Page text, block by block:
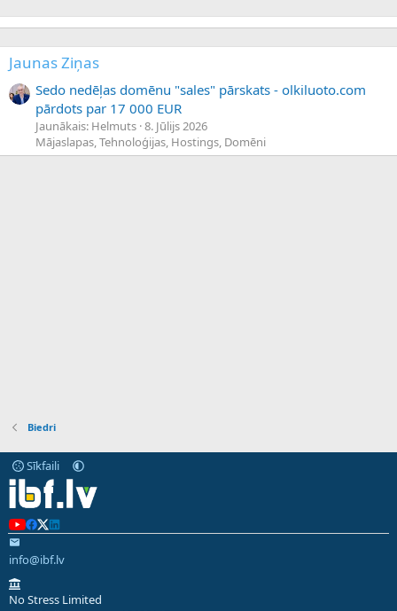
Jaunas Ziņas
Sedo nedēļas domēnu "sales" pārskats - olkiluoto.com
pārdots par 17 000 EUR
Jaunākais: Helmuts 8. Jūlijs 2026
Mājaslapas, Tehnoloģijas, Hostings, Domēni
Biedri
Sīkfaili
info@ibf.lv
No Stress Limited